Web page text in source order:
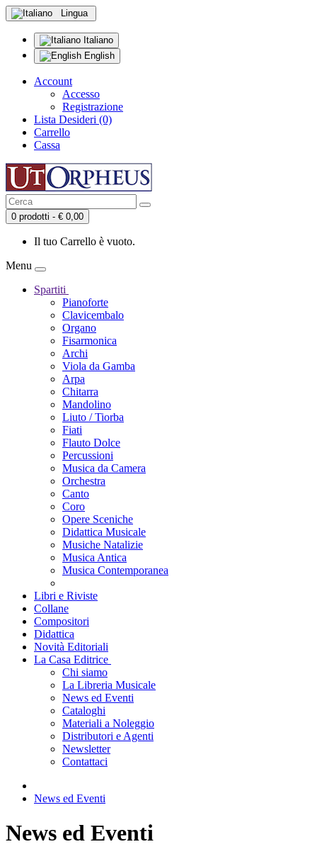
Lingua
Italiano
English
Account
Accesso
Registrazione
Lista Desideri (0)
Carrello
Cassa
0 prodotti - € 0,00
Il tuo Carrello è vuoto.
Menu
Spartiti
Pianoforte
Clavicembalo
Organo
Fisarmonica
Archi
Viola da Gamba
Arpa
Chitarra
Mandolino
Liuto / Tiorba
Fiati
Flauto Dolce
Percussioni
Musica da Camera
Orchestra
Canto
Coro
Opere Sceniche
Didattica Musicale
Musiche Natalizie
Musica Antica
Musica Contemporanea
Libri e Riviste
Collane
Compositori
Didattica
Novità Editoriali
La Casa Editrice
Chi siamo
La Libreria Musicale
News ed Eventi
Cataloghi
Materiali a Noleggio
Distributori e Agenti
Newsletter
Contattaci
News ed Eventi
News ed Eventi